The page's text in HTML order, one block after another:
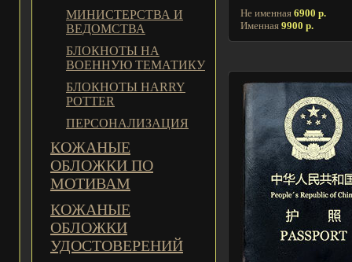
МИНИСТЕРСТВА И
ВЕДОМСТВА
БЛОКНОТЫ НА
ВОЕННУЮ ТЕМАТИКУ
БЛОКНОТЫ HARRY
POTTER
ПЕРСОНАЛИЗАЦИЯ
КОЖАНЫЕ
ОБЛОЖКИ ПО
МОТИВАМ
КОЖАНЫЕ
ОБЛОЖКИ
УДОСТОВЕРЕНИЙ
Не именная 6900 р.
Именная 9900 р.